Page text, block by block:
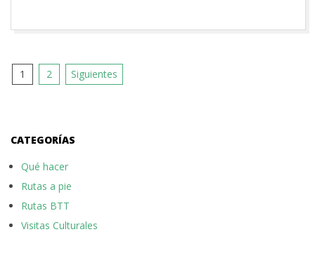
Navegación
1 2 Siguientes
CATEGORÍAS
Qué hacer
Rutas a pie
Rutas BTT
Visitas Culturales